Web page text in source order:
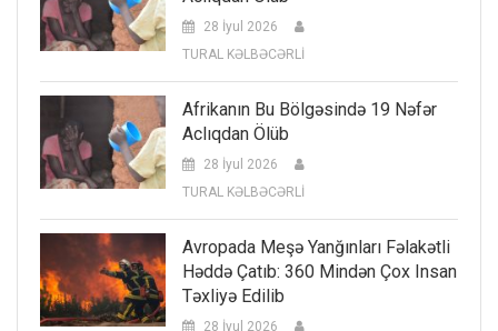
28 İyul 2026
TURAL KƏLBƏCƏRLİ
Afrikanın Bu Bölgəsində 19 Nəfər
Aclıqdan Ölüb
28 İyul 2026
TURAL KƏLBƏCƏRLİ
Avropada Meşə Yanğınları Fəlakətli
Həddə Çatıb: 360 Mindən Çox Insan
Təxliyə Edilib
28 İyul 2026